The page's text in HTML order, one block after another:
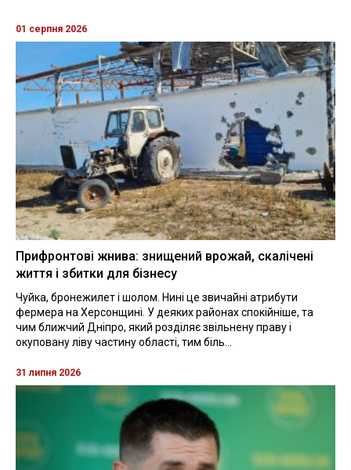
01 серпня 2026
Прифронтові жнива: знищений врожай, скалічені
життя і збитки для бізнесу
Чуйка, бронежилет і шолом. Нині це звичайні атрибути
фермера на Херсонщині. У деяких районах спокійніше, та
чим ближчий Дніпро, який розділяє звільнену праву і
окуповану ліву частину області, тим біль...
31 липня 2026